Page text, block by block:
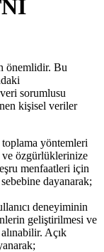
önemlidir. Bu
sorumlusu
kişisel veriler
yöntemleri
özgürlüklerinize
menfaatleri için
dayanarak;
deneyiminin
geliştirilmesi ve
Açık